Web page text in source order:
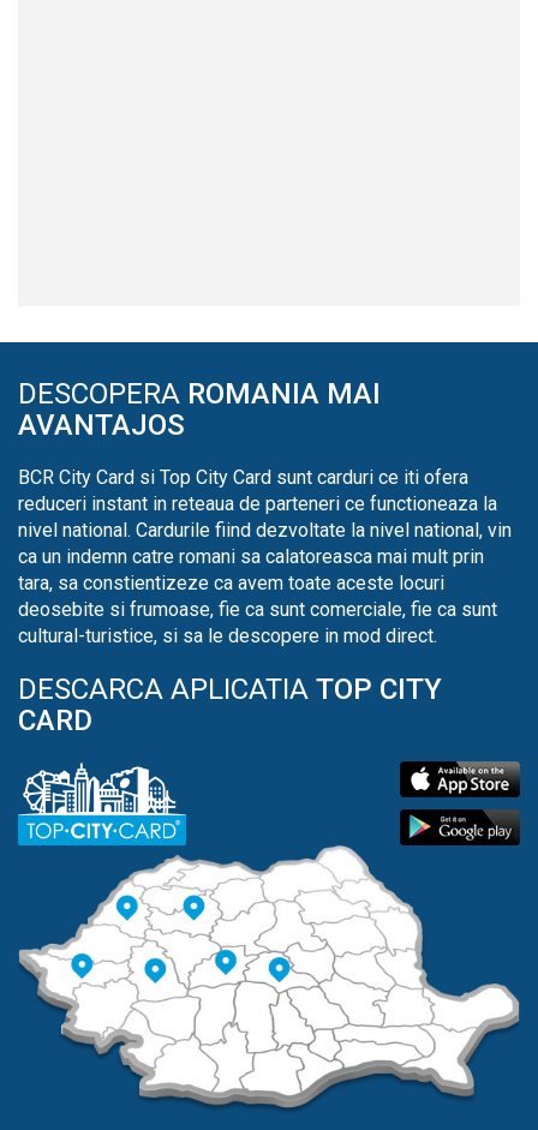
DESCOPERA ROMANIA MAI
AVANTAJOS
BCR City Card si Top City Card sunt carduri ce iti ofera
reduceri instant in reteaua de parteneri ce functioneaza la
nivel national. Cardurile fiind dezvoltate la nivel national, vin
ca un indemn catre romani sa calatoreasca mai mult prin
tara, sa constientizeze ca avem toate aceste locuri
deosebite si frumoase, fie ca sunt comerciale, fie ca sunt
cultural-turistice, si sa le descopere in mod direct.
DESCARCA APLICATIA TOP CITY
CARD